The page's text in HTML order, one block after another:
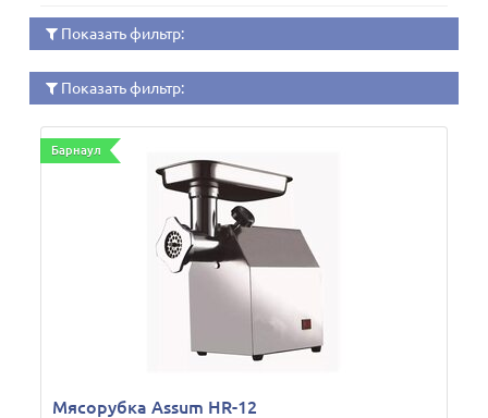
Показать фильтр:
Показать фильтр:
Барнаул
Мясорубка Assum HR-12